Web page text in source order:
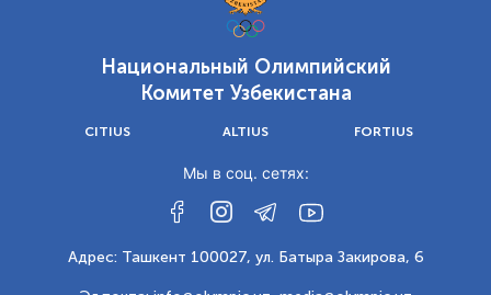
Национальный Олимпийский
Комитет Узбекистана
CITIUS ALTIUS FORTIUS
Мы в соц. сетях:
Адрес: Ташкент 100027, ул. Батыра Закирова, 6